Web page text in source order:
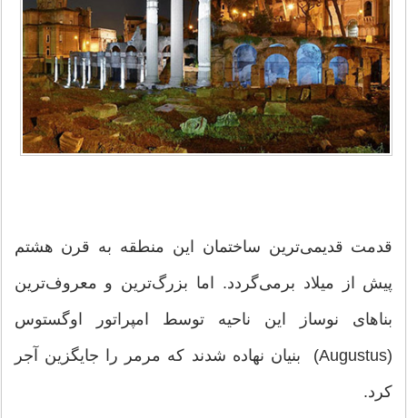
قدمت قدیمی‌ترین ساختمان این منطقه به قرن هشتم
پیش از میلاد برمی‌گردد. اما بزرگ‌ترین و معروف‌ترین
بناهای نوساز این ناحیه توسط امپراتور اوگستوس
(Augustus) بنیان نهاده شدند که مرمر را جایگزین آجر
کرد.